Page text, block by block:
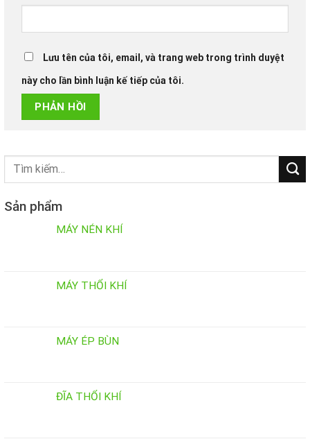
Lưu tên của tôi, email, và trang web trong trình duyệt
này cho lần bình luận kế tiếp của tôi.
Tìm
Sản phẩm
MÁY NÉN KHÍ
MÁY THỔI KHÍ
MÁY ÉP BÙN
ĐĨA THỔI KHÍ